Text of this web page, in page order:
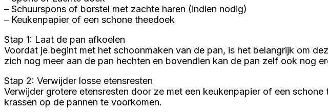
– Schuurspons of borstel met zachte haren (indien nodig)
– Keukenpapier of een schone theedoek
Stap 1: Laat de pan afkoelen
Voordat je begint met het schoonmaken van de pan, is het belangrijk om
zich nog meer aan de pan hechten en bovendien kan de pan zelf ook nog
Stap 2: Verwijder losse etensresten
Verwijder grotere etensresten door ze met een keukenpapier of een
krassen op de pannen te voorkomen.